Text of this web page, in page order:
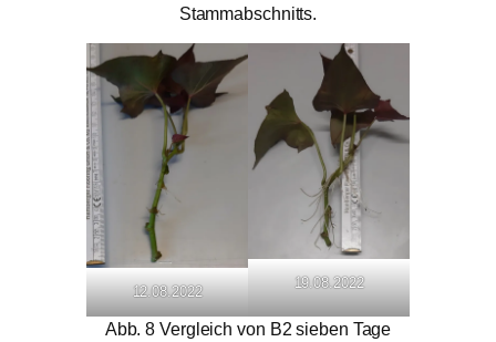
Stammabschnitts.
12.08.2022
19.08.2022
Abb. 8 Vergleich von B2 sieben Tage